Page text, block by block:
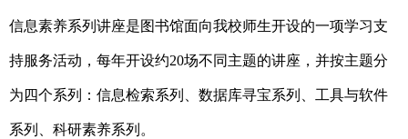
信息素养系列讲座是图书馆面向我校师生开设的一项学习支
持服务活动，每年开设约20场不同主题的讲座，并按主题分
为四个系列：信息检索系列、数据库寻宝系列、工具与软件
系列、科研素养系列。